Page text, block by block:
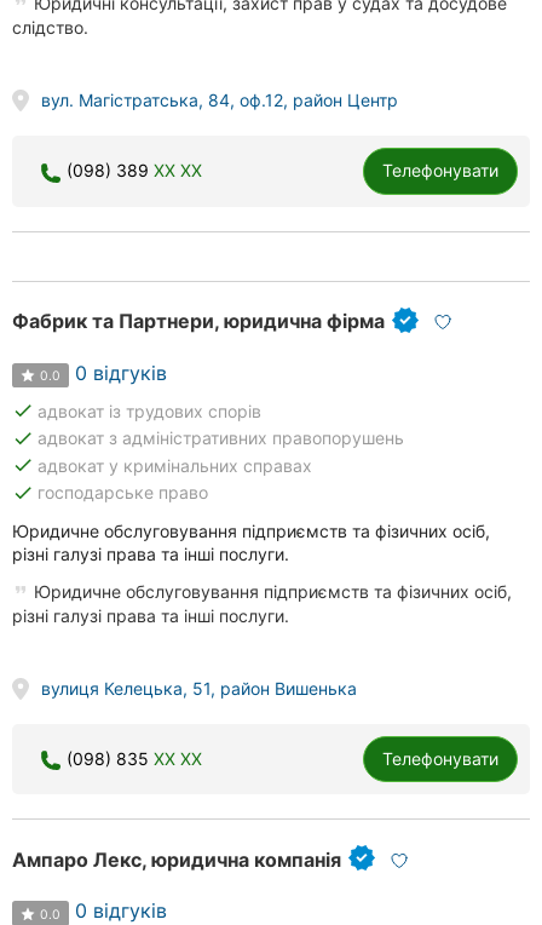
слідство.
вул. Магістратська, 84, оф.12, район Центр
(098) 389 XX XX Телефонувати
Фабрик та Партнери, юридична фірма
0.0 0 відгуків
done адвокат із трудових спорів
done адвокат з адміністративних правопорушень
done адвокат у кримінальних справах
done господарське право
Юридичне обслуговування підприємств та фізичних осіб,
різні галузі права та інші послуги.
Юридичне обслуговування підприємств та фізичних осіб,
різні галузі права та інші послуги.
вулиця Келецька, 51, район Вишенька
(098) 835 XX XX Телефонувати
Ампаро Лекс, юридична компанія
0.0 0 відгуків